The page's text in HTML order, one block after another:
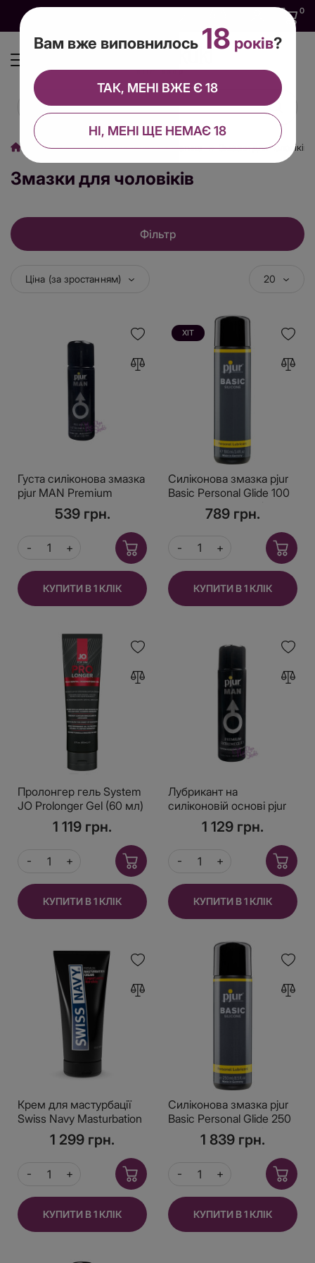
0
Змазки, спреї, крема, інтим косметика Змазки для чоловіків
Змазки для чоловіків
Фільтр
Ціна (за зростанням) 20
Густа силіконова змазка
pjur MAN Premium
Extremeglide 30 мл з
тривалим ефектом,
539 грн.
КУПИТИ В 1 КЛІК
ХІТ
Силіконова змазка pjur
Basic Personal Glide 100
мл найкраща ціна/якість,
відмінно для новачків
789 грн.
КУПИТИ В 1 КЛІК
Пролонгер гель System
JO Prolonger Gel (60 мл)
з олією перцевої м’яти,
гвоздикового перцю та
1 119 грн.
КУПИТИ В 1 КЛІК
Лубрикант на
силіконовій основі pjur
MAN Premium
Extremeglide 100 мл
1 129 грн.
КУПИТИ В 1 КЛІК
Крем для мастурбації
Swiss Navy Masturbation
Cream 150 мл
1 299 грн.
КУПИТИ В 1 КЛІК
Силіконова змазка pjur
Basic Personal Glide 250
мл найкраща ціна/якість,
відмінно для новачків
1 839 грн.
КУПИТИ В 1 КЛІК
Вам вже виповнилось 18 років?
НІ, МЕНІ ЩЕ НЕМАЄ 18
ТАК, МЕНІ ВЖЕ Є 18